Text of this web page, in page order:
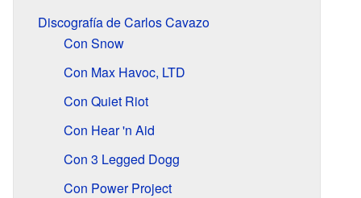
Discografía de Carlos Cavazo
Con Snow
Con Max Havoc, LTD
Con Quiet Riot
Con Hear 'n Aid
Con 3 Legged Dogg
Con Power Project